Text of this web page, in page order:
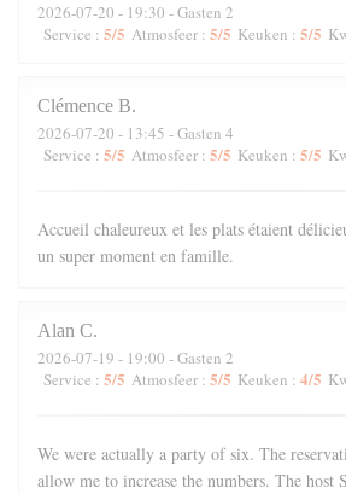
2026-07-20 - 19:30 - Gasten 2
Service : 5/5 Atmosfeer : 5/5 Keuken : 5/5
Clémence B
2026-07-20 - 13:45 - Gasten 4
Service : 5/5 Atmosfeer : 5/5 Keuken : 5/5
Accueil chaleureux et les plats étaient
un super moment en famille.
Alan C
2026-07-19 - 19:00 - Gasten 2
Service : 5/5 Atmosfeer : 5/5 Keuken : 4/5
We were actually a party of six. The
allow me to increase the numbers. The host